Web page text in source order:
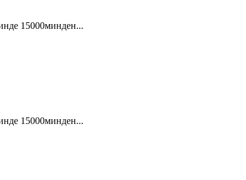
15000минден...
15000минден...